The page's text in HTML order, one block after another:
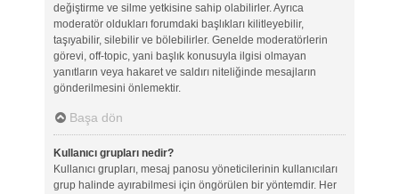
değiştirme ve silme yetkisine sahip olabilirler. Ayrıca
moderatör oldukları forumdaki başlıkları kilitleyebilir,
taşıyabilir, silebilir ve bölebilirler. Genelde moderatörlerin
görevi, off-topic, yani başlık konusuyla ilgisi olmayan
yanıtların veya hakaret ve saldırı niteliğinde mesajların
gönderilmesini önlemektir.
Başa dön
Kullanıcı grupları nedir?
Kullanıcı grupları, mesaj panosu yöneticilerinin kullanıcıları
grup halinde ayırabilmesi için öngörülen bir yöntemdir. Her